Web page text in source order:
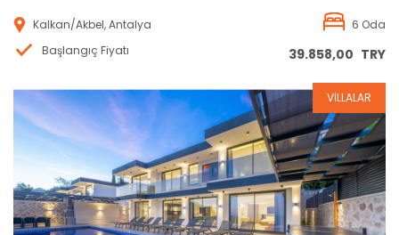
Kalkan/Akbel, Antalya
6 Oda
Başlangıç Fiyatı
39.858,00 TRY
Rezervasyon
VİLLALAR